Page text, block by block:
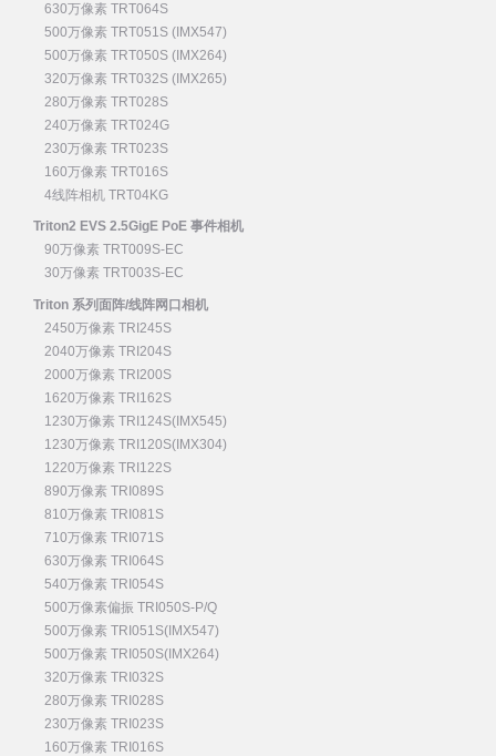
630万像素 TRT064S
500万像素 TRT051S (IMX547)
500万像素 TRT050S (IMX264)
320万像素 TRT032S (IMX265)
280万像素 TRT028S
240万像素 TRT024G
230万像素 TRT023S
160万像素 TRT016S
4线阵相机 TRT04KG
Triton2 EVS 2.5GigE PoE 事件相机
90万像素 TRT009S-EC
30万像素 TRT003S-EC
Triton 系列面阵/线阵网口相机
2450万像素 TRI245S
2040万像素 TRI204S
2000万像素 TRI200S
1620万像素 TRI162S
1230万像素 TRI124S(IMX545)
1230万像素 TRI120S(IMX304)
1220万像素 TRI122S
890万像素 TRI089S
810万像素 TRI081S
710万像素 TRI071S
630万像素 TRI064S
540万像素 TRI054S
500万像素偏振 TRI050S-P/Q
500万像素 TRI051S(IMX547)
500万像素 TRI050S(IMX264)
320万像素 TRI032S
280万像素 TRI028S
230万像素 TRI023S
160万像素 TRI016S